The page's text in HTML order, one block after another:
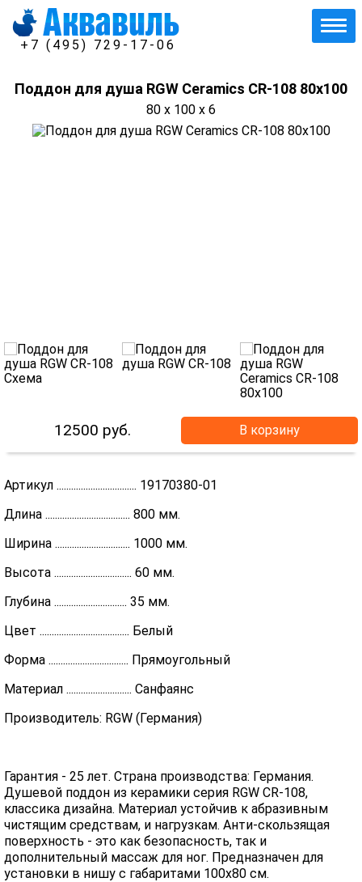
+7 (495) 729-17-06
Поддон для душа RGW Ceramics CR-108 80х100
80 x 100 x 6
12500 руб. В корзину
Артикул ................................. 19170380-01
Длина ................................... 800 мм.
Ширина ............................... 1000 мм.
Высота ................................ 60 мм.
Глубина .............................. 35 мм.
Цвет ..................................... Белый
Форма ................................. Прямоугольный
Материал ........................... Санфаянс
Производитель: RGW (Германия)
Гарантия - 25 лет. Страна производства: Германия.
Душевой поддон из керамики серия RGW CR-108,
классика дизайна. Материал устойчив к абразивным
чистящим средствам, и нагрузкам. Анти-скользящая
поверхность - это как безопасность, так и
дополнительный массаж для ног. Предназначен для
установки в нишу с габаритами 100х80 см.